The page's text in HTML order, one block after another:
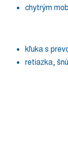
chytrým
kľuka s
retiazka,